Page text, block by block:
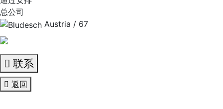
总公司
Austria / 67
联系
返回